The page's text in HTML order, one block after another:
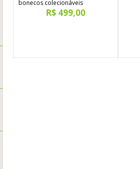
bonecos colecionáveis
R$ 499,00